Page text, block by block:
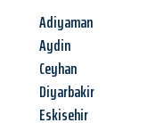
Adiyaman
Aydin
Ceyhan
Diyarbakir
Eskisehir